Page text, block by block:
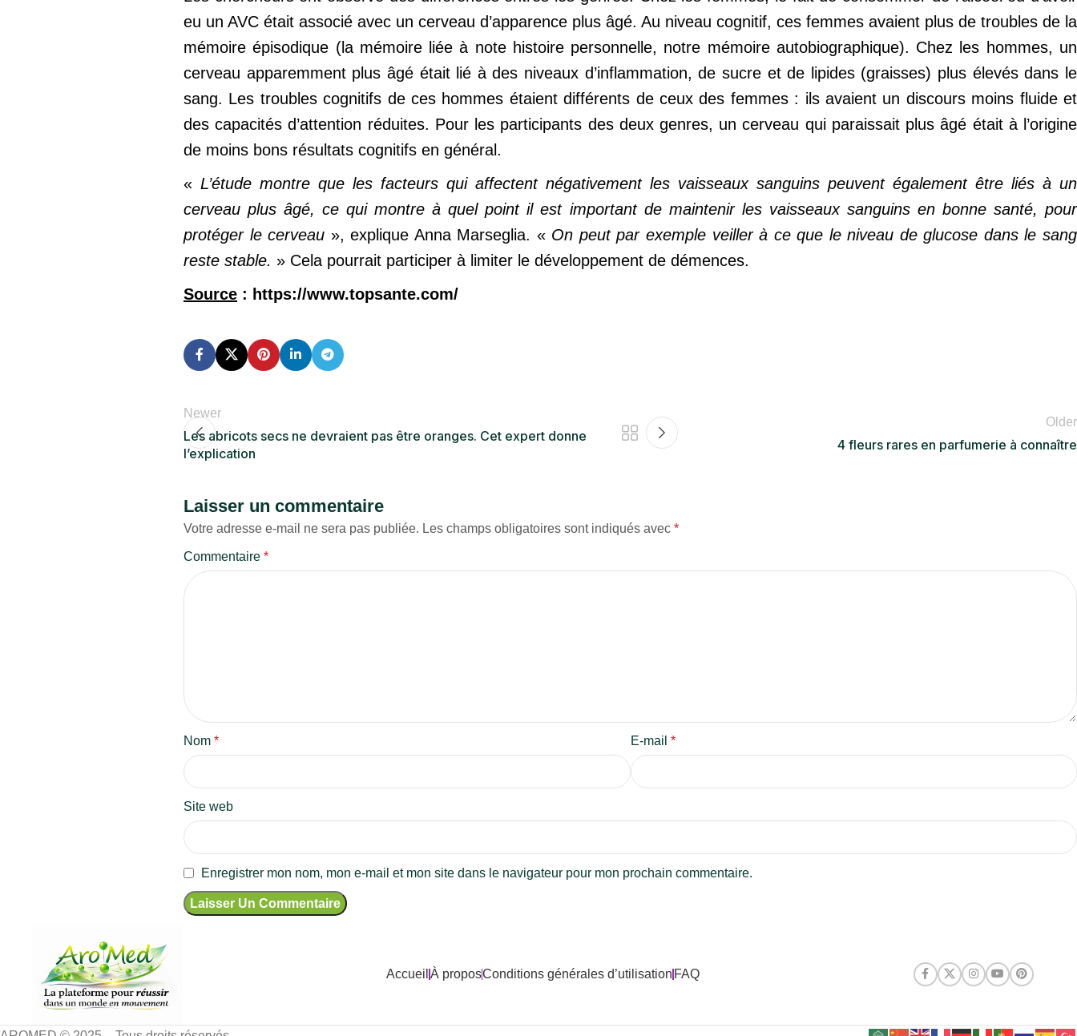
eu un AVC était associé avec un cerveau d’apparence plus âgé. Au niveau cognitif, ces femmes avaient plus de troubles de la
mémoire épisodique (la mémoire liée à note histoire personnelle, notre mémoire autobiographique). Chez les hommes, un
cerveau apparemment plus âgé était lié à des niveaux d’inflammation, de sucre et de lipides (graisses) plus élevés dans le
sang. Les troubles cognitifs de ces hommes étaient différents de ceux des femmes : ils avaient un discours moins fluide et
des capacités d’attention réduites. Pour les participants des deux genres, un cerveau qui paraissait plus âgé était à l’origine
de moins bons résultats cognitifs en général.
« L’étude montre que les facteurs qui affectent négativement les vaisseaux sanguins peuvent également être liés à un
cerveau plus âgé, ce qui montre à quel point il est important de maintenir les vaisseaux sanguins en bonne santé, pour
protéger le cerveau », explique Anna Marseglia. « On peut par exemple veiller à ce que le niveau de glucose dans le sang
reste stable. » Cela pourrait participer à limiter le développement de démences.
Source : https://www.topsante.com/
Newer
Les abricots secs ne devraient pas être oranges. Cet expert donne
l’explication
Older
4 fleurs rares en parfumerie à connaître
Laisser un commentaire
Votre adresse e-mail ne sera pas publiée. Les champs obligatoires sont indiqués avec *
Commentaire *
Nom * E-mail *
Site web
Enregistrer mon nom, mon e-mail et mon site dans le navigateur pour mon prochain commentaire.
Accueil À proposConditions générales d’utilisation FAQ